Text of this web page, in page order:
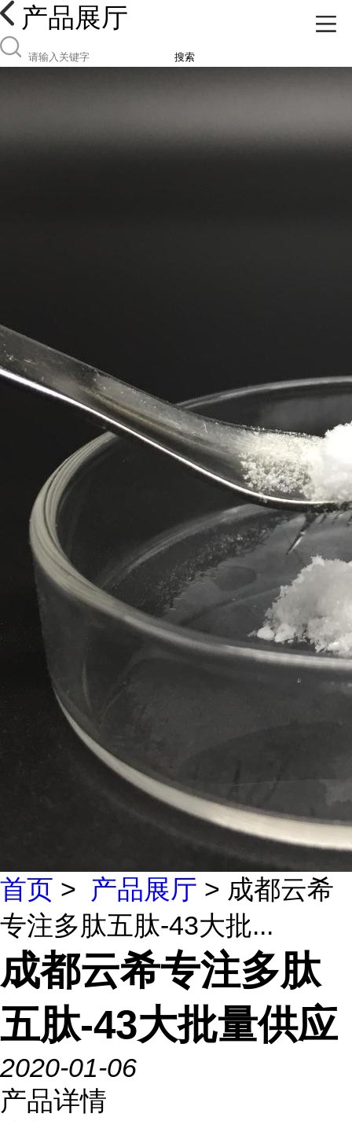
产品展厅
搜索
首页 > 产品展厅 > 成都云希
专注多肽五肽-43大批...
成都云希专注多肽
五肽-43大批量供应
2020-01-06
产品详情